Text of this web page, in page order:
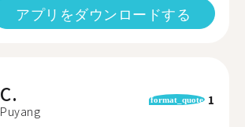
アプリをダウンロードする
C.
Puyang
format_quote 1